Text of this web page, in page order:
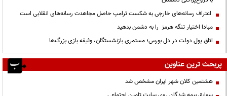
اعتراف رسانه‌های خارجی به شکست ترامپ حاصل مجاهدت رسانه‌های انقلابی است
مبادا اختیار تنگه هرمز را به دشمن بدهید
اتاق پول دولت در دل بورس؛ مستمری بازنشستگان، وثیقه بازی بزرگ‌ها
پربحث ترین عناوین
هشتمین کلان شهر ایران مشخص شد